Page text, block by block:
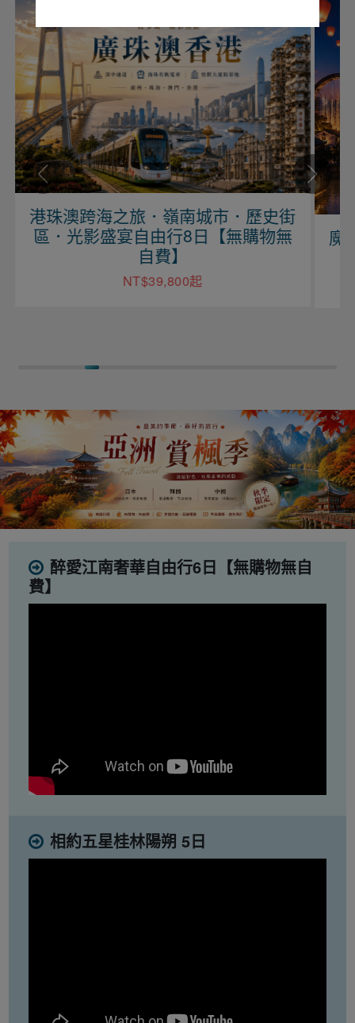
港珠澳跨海之旅．嶺南城市．歷史街
區．光影盛宴自由行8日【無購物無
自費】
NT$39,800起
魔
醉愛江南奢華自由行6日【無購物無自
費】
相約五星桂林陽朔 5日